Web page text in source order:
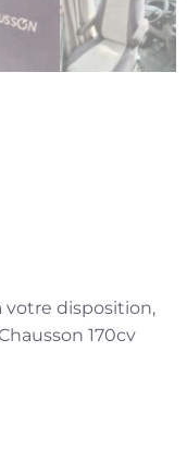
votre disposition,
170cv